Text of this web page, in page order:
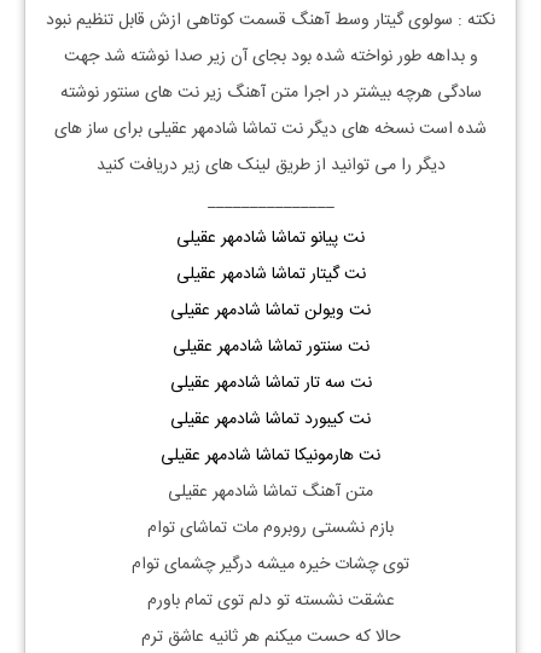
نکته : سولوی گیتار وسط آهنگ قسمت کوتاهی ازش قابل تنظیم نبود
و بداهه طور نواخته شده بود بجای آن زیر صدا نوشته شد جهت
سادگی هرچه بیشتر در اجرا متن آهنگ زیر نت های سنتورنوشته
شده است نسخه های دیگر نتتماشا شادمهر عقیلی برای ساز های
دیگر را می توانید از طریق لینک های زیر دریافت کنید
_______________
نت پیانو تماشا شادمهر عقیلی
نت گیتار تماشا شادمهر عقیلی
نت ویولن تماشا شادمهر عقیلی
نت سنتور تماشا شادمهر عقیلی
نت سه تار تماشا شادمهر عقیلی
نت کیبورد تماشا شادمهر عقیلی
نت هارمونیکا تماشا شادمهر عقیلی
متن آهنگ تماشا شادمهر عقیلی
بازم نشستی روبروم مات تماشای توام
توی چشات خیره میشه درگیر چشمای توام
عشقت نشسته تو دلم توی تمام باورم
حالا که حست میکنم هر ثانیه عاشق ترم